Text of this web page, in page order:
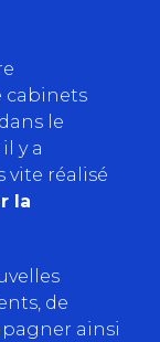
cabinets
le
y a
vite réalisé
la
de
ainsi